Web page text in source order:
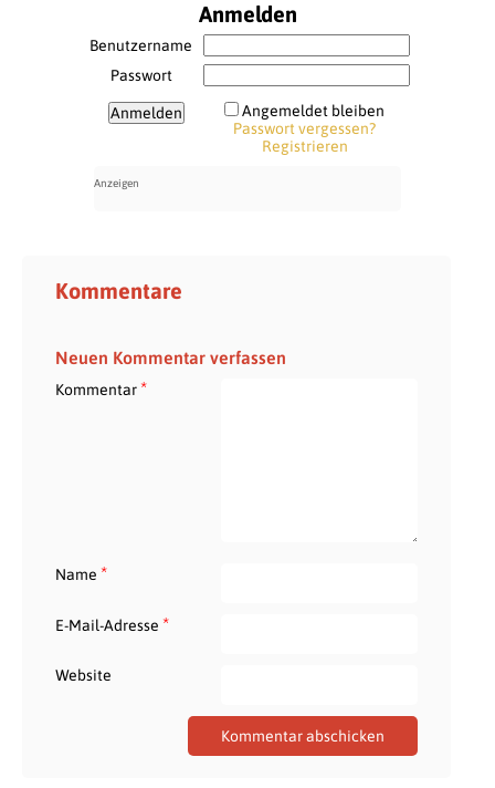
Anmelden
Benutzername
Passwort
Angemeldet bleiben
Passwort vergessen?
Registrieren
Kommentare
Neuen Kommentar verfassen
Kommentar*
Name *
E-Mail-Adresse *
Website